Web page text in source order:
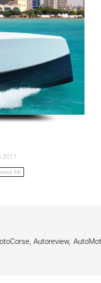
2017
66
Autoreview,